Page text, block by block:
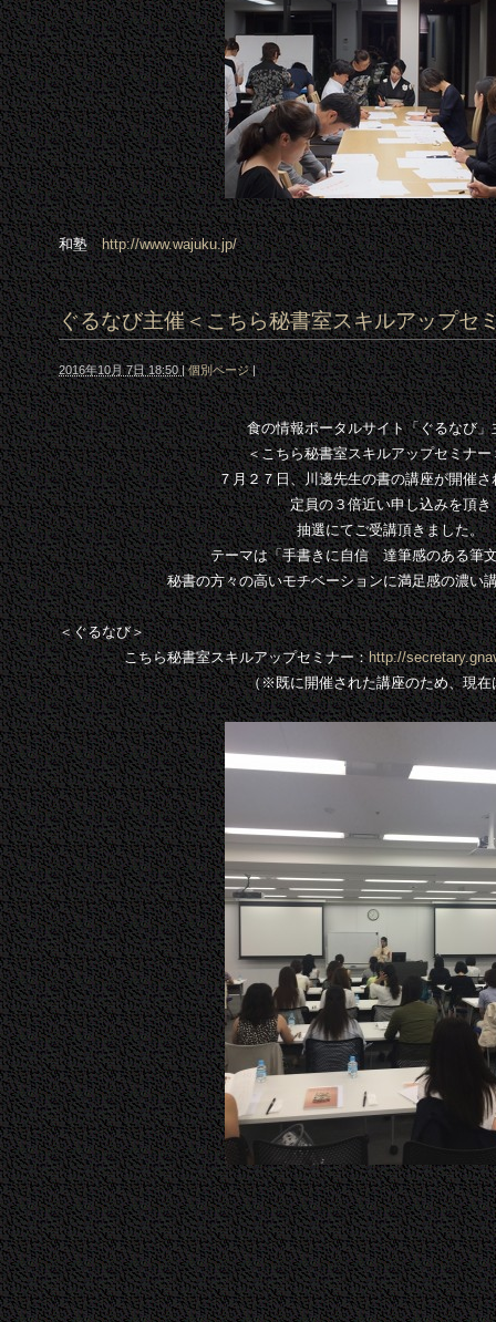
和塾http://www.wajuku.jp/
ぐるなび主催＜こちら秘書室スキルアップセ
2016年10月 7日 18:50| 個別ページ |
食の情報ポータルサイト「ぐるなび」
＜こちら秘書室スキルアップセミナー
７月２７日、川邊先生の書の講座が開催さ
定員の３倍近い申し込みを頂き
抽選にてご受講頂きました。
テーマは「手書きに自信 達筆感のある筆
秘書の方々の高いモチベーションに満足感の濃い
＜ぐるなび＞
こちら秘書室スキルアップセミナー：http://
（※既に開催された講座のため、現在は募